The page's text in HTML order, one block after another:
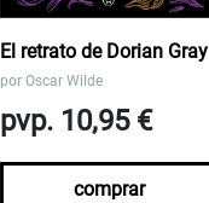
El retrato de Dorian Gray
por Oscar Wilde
pvp. 10,95 €
comprar